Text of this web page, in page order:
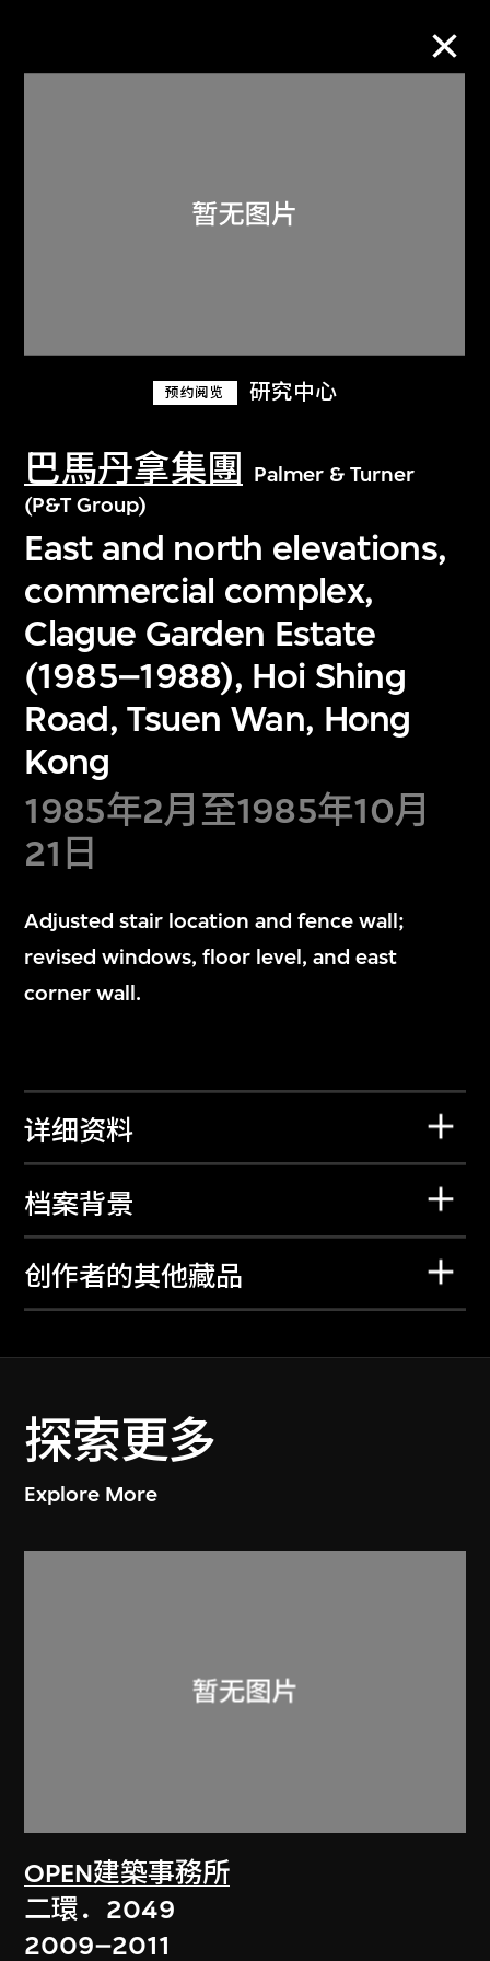
预约阅览 研究中心
巴馬丹拿集團
Palmer & Turner
(P&T Group)
East and north elevations,
commercial complex,
Clague Garden Estate
(1985–1988), Hoi Shing
Road, Tsuen Wan, Hong
Kong
1985年2月至1985年10月
21日
Adjusted stair location and fence wall;
revised windows, floor level, and east
corner wall.
详细资料
档案背景
创作者的其他藏品
探索更多
Explore More
OPEN建築事務所
二環．2049
2009–2011
关于M+藏品
探索世界顶级的二十及二十一世纪视觉
文化藏品。